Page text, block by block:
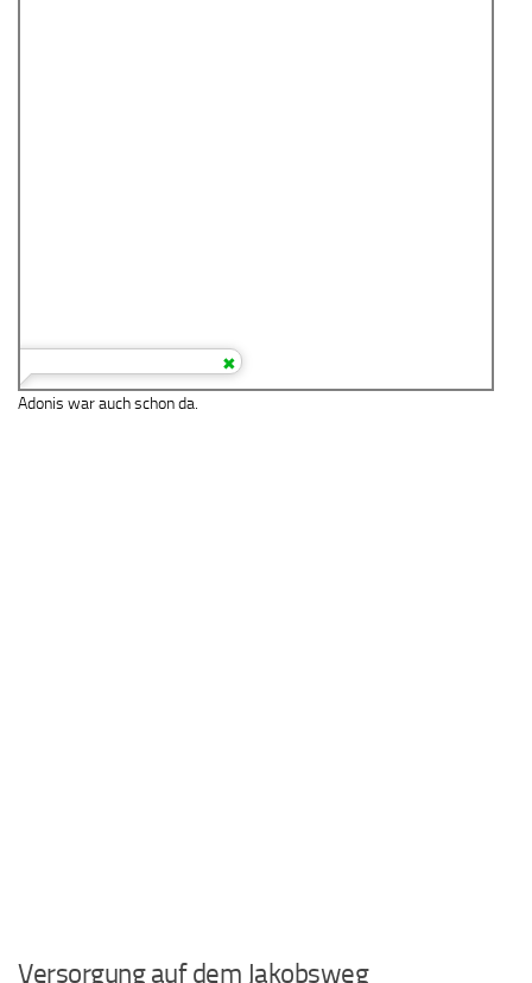
Adonis war auch schon da.
Versorgung auf dem Jakobsweg